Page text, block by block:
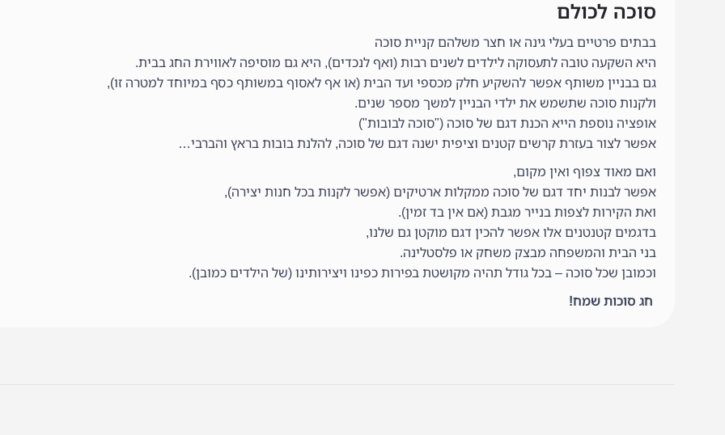
סוכה לכולם
בבתים פרטיים בעלי גינה או חצר משלהם קניית סוכה
היא השקעה טובה לתעסוקה לילדים לשנים רבות (ואף לנכדים), היא גם מוסיפה לאווירת החג בבית.
גם בבניין משותף אפשר להשקיע חלק מכספי ועד הבית (או אף לאסוף במשותף כסף במיוחד למטרה זו),
ולקנות סוכה שתשמש את ילדי הבניין למשך מספר שנים.
אופציה נוספת הייא הכנת דגם של סוכה ("סוכה לבובות")
אפשר לצור בעזרת קרשים קטנים וציפית ישנה דגם של סוכה, להלנת בובות בראץ והברבי…
ואם מאוד צפוף ואין מקום,
אפשר לבנות יחד דגם של סוכה ממקלות ארטיקים (אפשר לקנות בכל חנות יצירה),
ואת הקירות לצפות בנייר מגבת (אם אין בד זמין).
בדגמים קטנטנים אלו אפשר להכין דגם מוקטן גם שלנו,
בני הבית והמשפחה מבצק משחק או פלסטלינה.
וכמובן שכל סוכה – בכל גודל תהיה מקושטת בפירות כפינו ויצירותינו (של הילדים כמובן).
חג סוכות שמח!